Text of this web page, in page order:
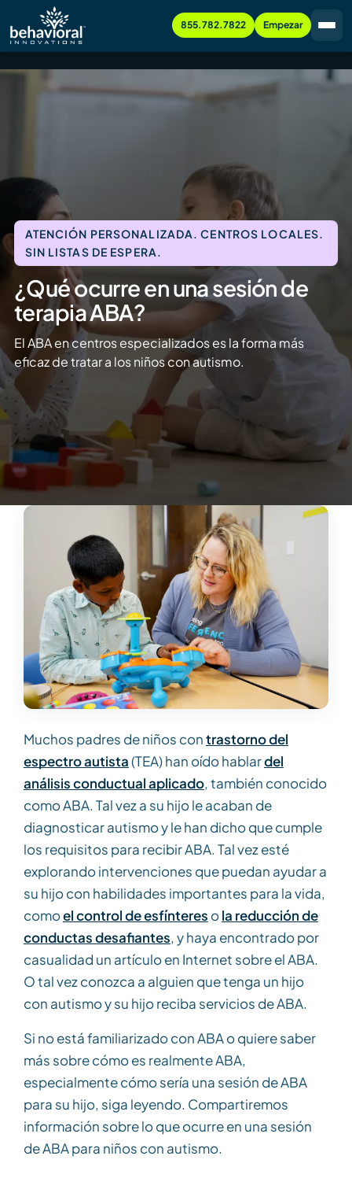
855.782.7822 Empezar
ATENCIÓN PERSONALIZADA. CENTROS LOCALES.
SIN LISTAS DE ESPERA.
¿Qué ocurre en una sesión de
terapia ABA?
El ABA en centros especializados es la forma más
eficaz de tratar a los niños con autismo.
Muchos padres de niños contrastorno del
espectro autista(TEA) han oído hablardel
análisis conductual aplicado, también conocido
como ABA. Tal vez a su hijo le acaban de
diagnosticar autismo y le han dicho que cumple
los requisitos para recibir ABA. Tal vez esté
explorando intervenciones que puedan ayudar a
su hijo con habilidades importantes para la vida,
comoel control de esfínteres ola reducción de
conductas desafiantes, y haya encontrado por
casualidad un artículo en Internet sobre el ABA.
O tal vez conozca a alguien que tenga un hijo
con autismo y su hijo reciba servicios de ABA.
Si no está familiarizado con ABA o quiere saber
más sobre cómo es realmente ABA,
especialmente cómo sería una sesión de ABA
para su hijo, siga leyendo. Compartiremos
información sobre lo que ocurre en una sesión
de ABA para niños con autismo.